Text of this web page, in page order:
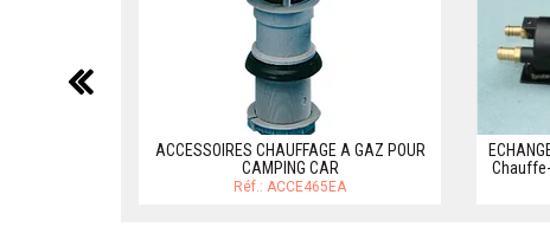
ACCESSOIRES CHAUFFAGE A GAZ POUR
CAMPING CAR
Réf.: ACCE465EA
précédent